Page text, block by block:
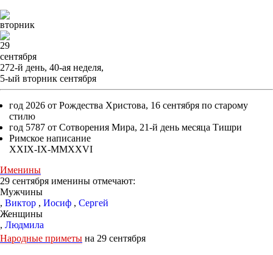
вторник
29
сентября
272-й день, 40-ая неделя,
5-ый вторник сентября
год 2026 от Рождества Христова, 16 сентября по старому
стилю
год 5787 от Сотворения Мира, 21-й день месяца Тишри
Римское написание
XXIX-IX-MMXXVI
Именины
29 сентября именины отмечают:
Мужчины
, Виктор , Иосиф , Сергей
Женщины
, Людмила
Народные приметы на 29 сентября